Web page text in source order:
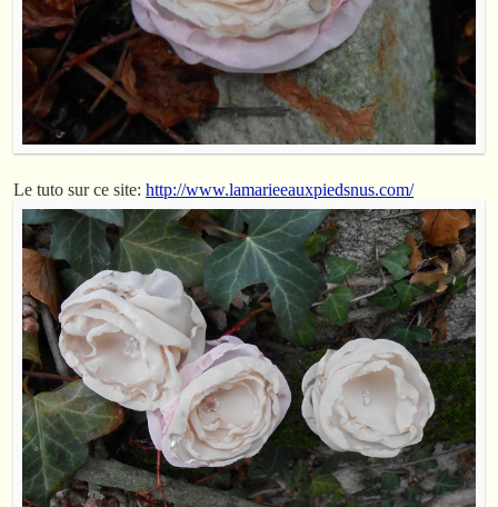
Le tuto sur ce site: http://www.lamarieeauxpiedsnus.com/